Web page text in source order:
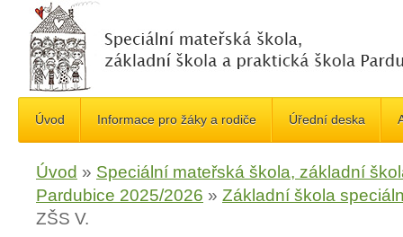
Úvod Informace pro žáky a rodiče Úřední deska
Úvod » Speciální mateřská škola, základní
Pardubice 2025/2026 » Základní škola
ZŠS V.